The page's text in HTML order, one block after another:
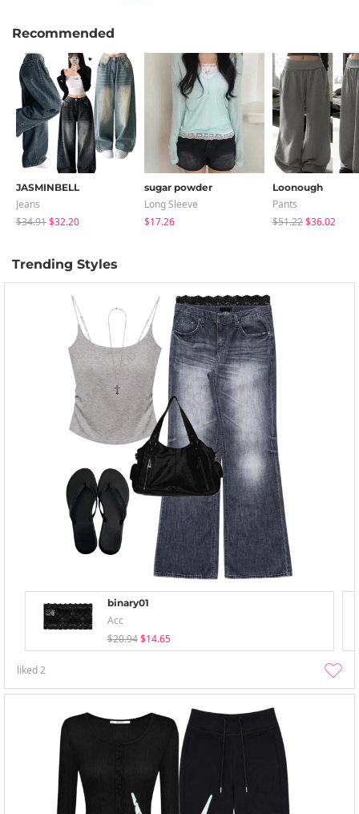
Recommended
JASMINBELL
Jeans
$34.91$32.20
sugar powder
Long Sleeve
$17.26
Loonough
Pants
$51.22$36.02
Trending Styles
binary01
Acc
$20.94 $14.65
liked2